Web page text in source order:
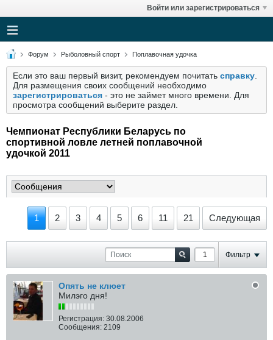
Войти или зарегистрироваться
Форум Рыболовный спорт Поплавочная удочка
Если это ваш первый визит, рекомендуем почитать справку
Для размещения своих сообщений необходимо
зарегистрироваться - это не займет много времени. Для
просмотра сообщений выберите раздел.
Чемпионат Республики Беларусь по
спортивной ловле летней поплавочной
удочкой 2011
1 2 3 4 5 6 11 21 Следующая
Фильтр
Опять не клюет
Милэго дня!
Регистрация: 30.08.2006
Сообщения: 2109